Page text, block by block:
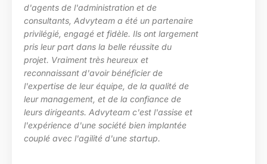
d'agents de l'administration et de
consultants, Advyteam a été un partenaire
privilégié, engagé et fidèle. Ils ont largement
pris leur part dans la belle réussite du
projet. Vraiment très heureux et
reconnaissant d'avoir bénéficier de
l'expertise de leur équipe, de la qualité de
leur management, et de la confiance de
leurs dirigeants. Advyteam c'est l'assise et
l'expérience d'une société bien implantée
couplé avec l'agilité d'une startup.